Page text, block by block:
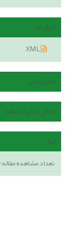
فایل ها
هم رسانی
ارجاع به این مقاله
آمار
تعداد مشاهده مقاله: